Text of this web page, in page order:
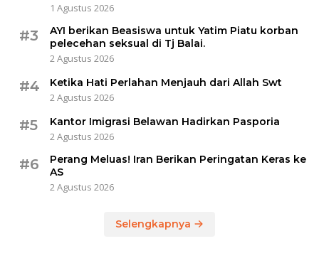
1 Agustus 2026
#3
AYI berikan Beasiswa untuk Yatim Piatu korban
pelecehan seksual di Tj Balai.
2 Agustus 2026
#4
Ketika Hati Perlahan Menjauh dari Allah Swt
2 Agustus 2026
#5
Kantor Imigrasi Belawan Hadirkan Pasporia
2 Agustus 2026
#6
Perang Meluas! Iran Berikan Peringatan Keras ke
AS
2 Agustus 2026
Selengkapnya